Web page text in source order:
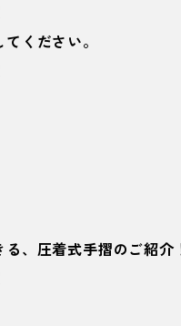
ください。
、圧着式手摺のご紹介